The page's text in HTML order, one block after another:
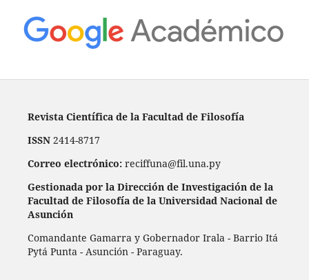
Revista Científica de la Facultad de Filosofía
ISSN2414-8717
Correo electrónico: reciffuna@fil.una.py
Gestionada por la Dirección de Investigación de la
Facultad de Filosofía de la Universidad Nacional de
Asunción
Comandante Gamarra y Gobernador Irala - Barrio Itá
Pytá Punta - Asunción - Paraguay.